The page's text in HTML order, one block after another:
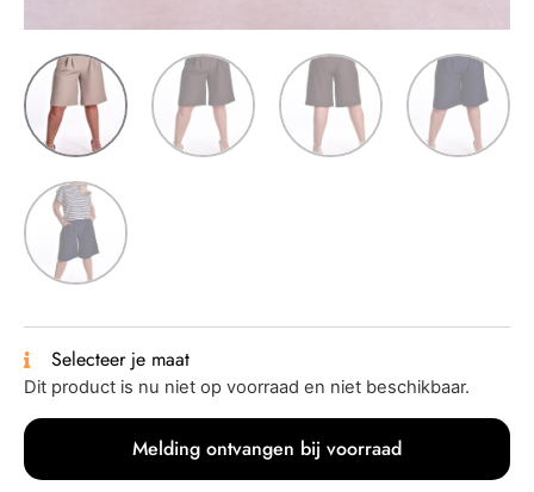
Selecteer je maat
Dit product is nu niet op voorraad en niet beschikbaar.
Melding ontvangen bij voorraad